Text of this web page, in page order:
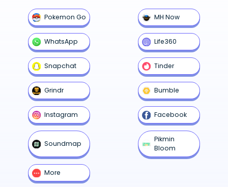
Pokemon Go MH Now
WhatsApp Life360
Snapchat Tinder
Grindr Bumble
Instagram Facebook
Soundmap
Pikmin
Bloom
More